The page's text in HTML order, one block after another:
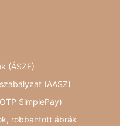
(ÁSZF)
(AASZ)
SimplePay)
robbantott ábrák